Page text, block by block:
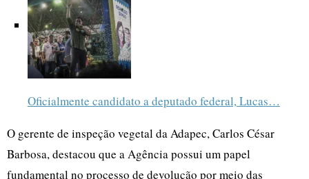
Oficialmente candidato a deputado federal, Lucas…
O gerente de inspeção vegetal da Adapec, Carlos César
Barbosa, destacou que a Agência possui um papel
fundamental no processo de devolução por meio das